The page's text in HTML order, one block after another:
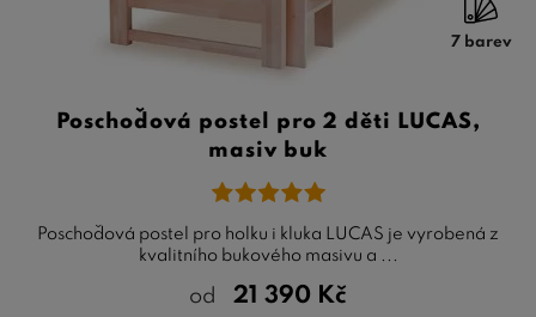
7 barev
Poschoďová postel pro 2 děti LUCAS,
masiv buk
Poschoďová postel pro holku i kluka LUCAS je vyrobená z
kvalitního bukového masivu a ...
od 21 390 Kč